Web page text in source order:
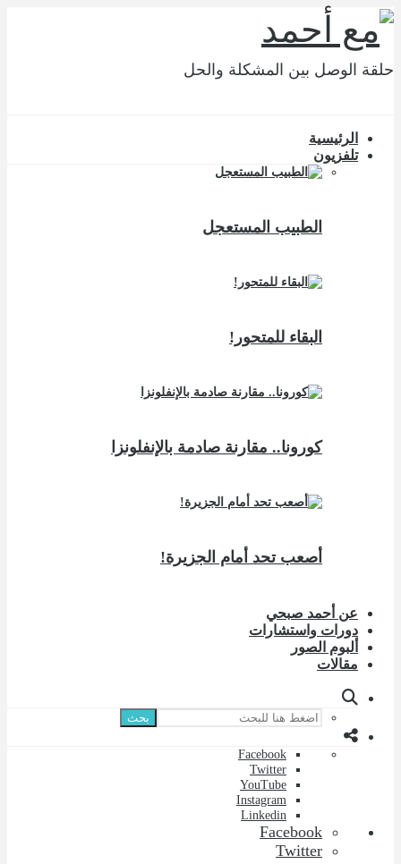
حلقة الوصل بين المشكلة والحل
الرئيسية
تلفزيون
الطبيب المستعجل
البقاء للمتحور!
كورونا.. مقارنة صادمة بالإنفلونزا
أصعب تحد أمام الجزيرة!
عن أحمد صبحي
دورات واستشارات
ألبوم الصور
مقالات
بحث
Facebook
Twitter
YouTube
Instagram
Linkedin
Facebook
Twitter